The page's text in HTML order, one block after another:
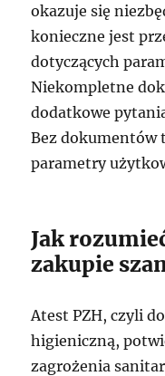
okazuje się
konieczne jest
dotyczących
Niekompletne
dodatkowe
Bez dokumentów
parametry
Jak
zakupie
Atest PZH, czyli
higieniczną,
zagrożenia